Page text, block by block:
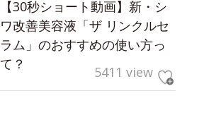
【30秒ショート動画】新・シ
ワ改善美容液「ザ リンクルセ
ラム」のおすすめの使い方っ
て？
5411 view